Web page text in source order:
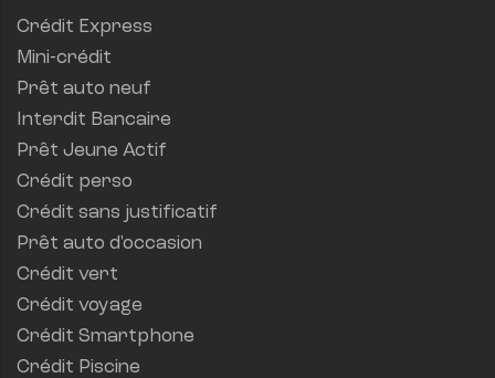
Crédit Express
Mini-crédit
Prêt auto neuf
Interdit Bancaire
Prêt Jeune Actif
Crédit perso
Crédit sans justificatif
Prêt auto d'occasion
Crédit vert
Crédit voyage
Crédit Smartphone
Crédit Piscine